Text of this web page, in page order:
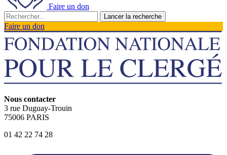
Faire un don
Lancer la recherche
Faire un don
Nous contacter
3 rue Duguay-Trouin
75006 PARIS
01 42 22 74 28